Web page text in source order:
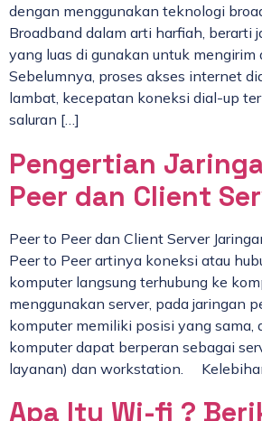
dengan menggunakan teknologi
Broadband dalam arti harfiah, berarti
yang luas di gunakan untuk mengirim
Sebelumnya, proses akses internet
lambat, kecepatan koneksi dial-up
saluran […]
Pengertian
Peer dan Client
Peer to Peer dan Client Server
Peer to Peer artinya koneksi atau
komputer langsung terhubung ke
menggunakan server, pada jaringan
komputer memiliki posisi yang sama,
komputer dapat berperan sebagai
layanan) dan workstation.
Apa Itu Wi-fi ?